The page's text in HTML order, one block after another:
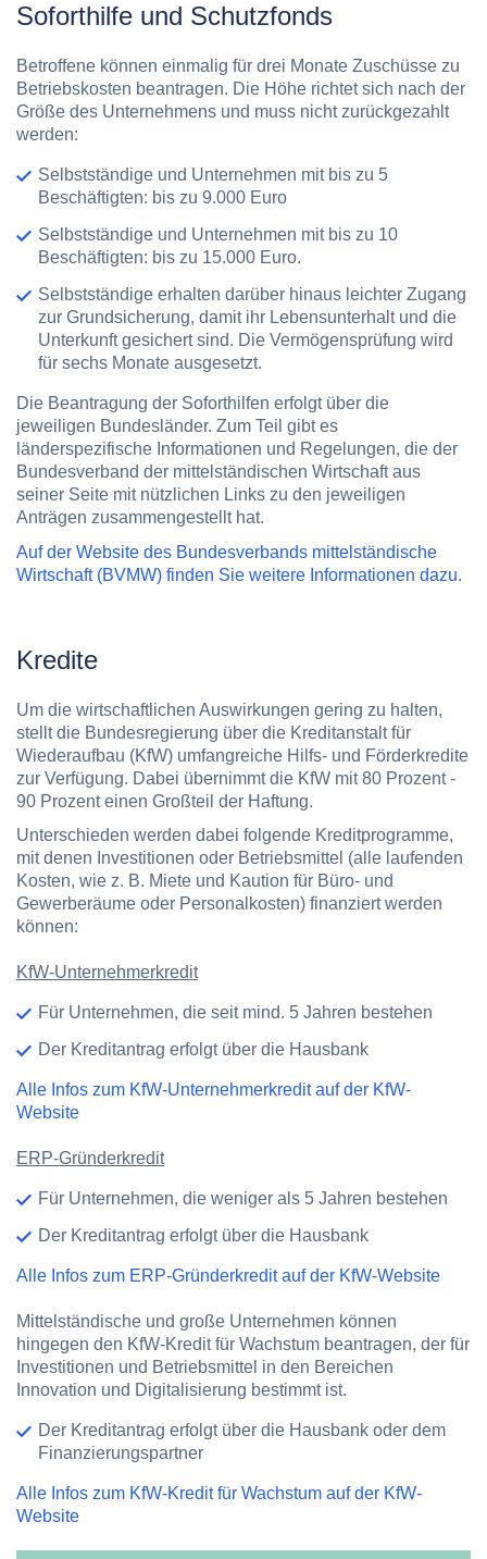
Soforthilfe und Schutzfonds
Betroffene können einmalig für drei Monate Zuschüsse zu
Betriebskosten beantragen. Die Höhe richtet sich nach der
Größe des Unternehmens und muss nicht zurückgezahlt
werden:
Selbstständige und Unternehmen mit bis zu 5
Beschäftigten: bis zu 9.000 Euro
Selbstständige und Unternehmen mit bis zu 10
Beschäftigten: bis zu 15.000 Euro.
Selbstständige erhalten darüber hinaus leichter Zugang
zur Grundsicherung, damit ihr Lebensunterhalt und die
Unterkunft gesichert sind. Die Vermögensprüfung wird
für sechs Monate ausgesetzt.
Die Beantragung der Soforthilfen erfolgt über die
jeweiligen Bundesländer. Zum Teil gibt es
länderspezifische Informationen und Regelungen, die der
Bundesverband der mittelständischen Wirtschaft aus
seiner Seite mit nützlichen Links zu den jeweiligen
Anträgen zusammengestellt hat.
Auf der Website des Bundesverbands mittelständische
Wirtschaft (BVMW) finden Sie weitere Informationen dazu.
Kredite
Um die wirtschaftlichen Auswirkungen gering zu halten,
stellt die Bundesregierung über die Kreditanstalt für
Wiederaufbau (KfW) umfangreiche Hilfs- und Förderkredite
zur Verfügung. Dabei übernimmt die KfW mit 80 Prozent -
90 Prozent einen Großteil der Haftung.
Unterschieden werden dabei folgende Kreditprogramme,
mit denen Investitionen oder Betriebsmittel (alle laufenden
Kosten, wie z. B. Miete und Kaution für Büro- und
Gewerberäume oder Personalkosten) finanziert werden
können:
KfW-Unternehmerkredit
Für Unternehmen, die seit mind. 5 Jahren bestehen
Der Kreditantrag erfolgt über die Hausbank
Alle Infos zum KfW-Unternehmerkredit auf der KfW-
Website
ERP-Gründerkredit
Für Unternehmen, die weniger als 5 Jahren bestehen
Der Kreditantrag erfolgt über die Hausbank
Alle Infos zum ERP-Gründerkredit auf der KfW-Website
Mittelständische und große Unternehmen können
hingegen den KfW-Kredit für Wachstum beantragen, der für
Investitionen und Betriebsmittel in den Bereichen
Innovation und Digitalisierung bestimmt ist.
Der Kreditantrag erfolgt über die Hausbank oder dem
Finanzierungspartner
Alle Infos zum KfW-Kredit für Wachstum auf der KfW-
Website